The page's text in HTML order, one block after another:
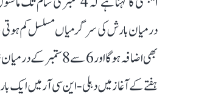
درمیان بارش کی سرگرمیاں مسلسل کم
ہفتے کے آغاز میں دہلی-این سی آر میں ایک بار